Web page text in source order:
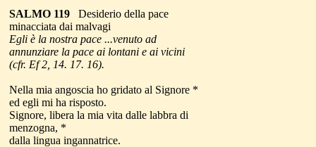
SALMO 119 Desiderio della pace
minacciata dai malvagi
Egli è la nostra pace ...venuto ad
annunziare la pace ai lontani e ai vicini
(cfr. Ef 2, 14. 17. 16).
Nella mia angoscia ho gridato al Signore *
ed egli mi ha risposto.
Signore, libera la mia vita dalle labbra di
menzogna, *
dalla lingua ingannatrice.